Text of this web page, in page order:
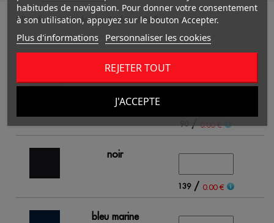
Fill in the quantity for the Couleur / Taille you want.
/0.00 €
noir
139/ 0.00 €
bleu marine
habitudes de navigation. Pour donner votre consentement
à son utilisation, appuyez sur le bouton Accepter.
Plus d'informations Personnaliser les cookies
REJETER TOUT
J'ACCEPTE